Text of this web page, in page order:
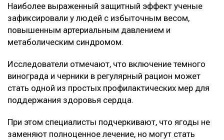
Наиболее выраженный защитный эффект ученые
зафиксировали у людей с избыточным весом,
повышенным артериальным давлением и
метаболическим синдромом.
Исследователи отмечают, что включение темного
винограда и черники в регулярный рацион может
стать одной из простых профилактических мер для
поддержания здоровья сердца.
При этом специалисты подчеркивают, что ягоды не
заменяют полноценное лечение, но могут стать